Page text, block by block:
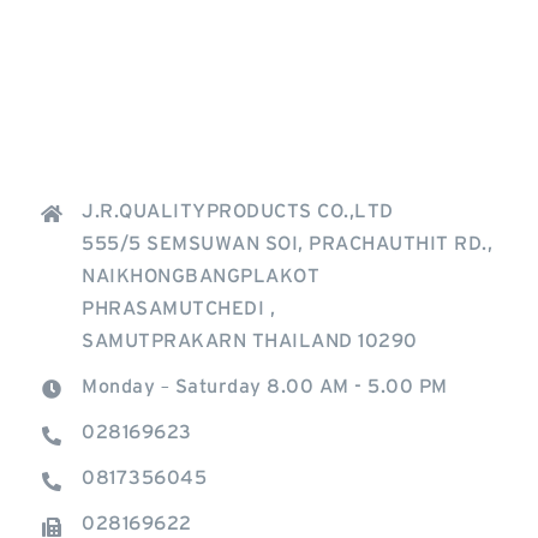
J.R.QUALITYPRODUCTS CO.,LTD
555/5 SEMSUWAN SOI, PRACHAUTHIT RD.,
NAIKHONGBANGPLAKOT
PHRASAMUTCHEDI ,
SAMUTPRAKARN THAILAND 10290
Monday – Saturday 8.00 AM - 5.00 PM
028169623
0817356045
028169622